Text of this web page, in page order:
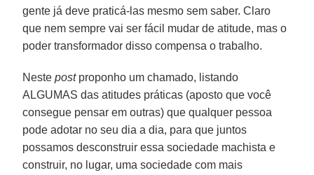
gente já deve praticá-las mesmo sem saber. Claro
que nem sempre vai ser fácil mudar de atitude, mas o
poder transformador disso compensa o trabalho.
Nestepostproponho um chamado, listando
ALGUMAS das atitudes práticas (aposto que você
consegue pensar em outras) que qualquer pessoa
pode adotar no seu dia a dia, para que juntos
possamos desconstruir essa sociedade machista e
construir, no lugar, uma sociedade com mais